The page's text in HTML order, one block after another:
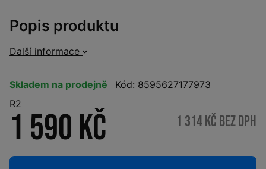
Popis produktu
Další informace
Skladem na prodejně
Kód: 8595627177973
R2
1 590 Kč 1 314 Kč bez DPH